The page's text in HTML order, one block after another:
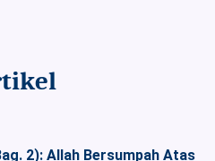
2): Allah Bersumpah Atas